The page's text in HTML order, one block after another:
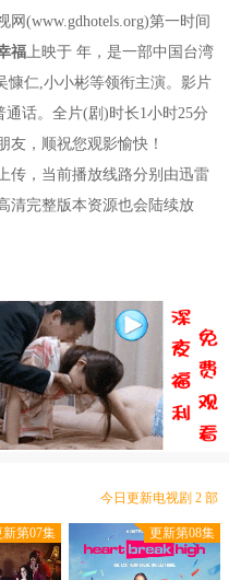
网(www.gdhotels.org)第一时间
福上映于 年，是一部中国台湾
慷仁,小小彬等领衔主演。影片
话。全片(剧)时长1小时25分
友，顺祝您观影愉快！
传，当前播放线路分别由迅雷
清完整版本资源也会陆续放
豆瓣优片库，万部电视剧在线选
今日更新电视剧 2 部
本站网址：www.gdhotels.org
豆瓣优片库，万部电视剧在线选
现已收录电视剧 2565 部
新第07集 更新第08集